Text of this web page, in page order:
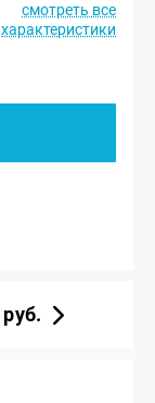
смотреть все
характеристики